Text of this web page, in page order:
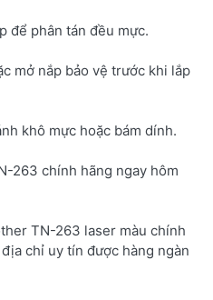
để phân tán đều mực.
mở nắp bảo vệ trước khi lắp
khô mực hoặc bám dính.
263 chính hãng ngay hôm
TN-263 laser màu chính
địa chỉ uy tín được hàng ngàn